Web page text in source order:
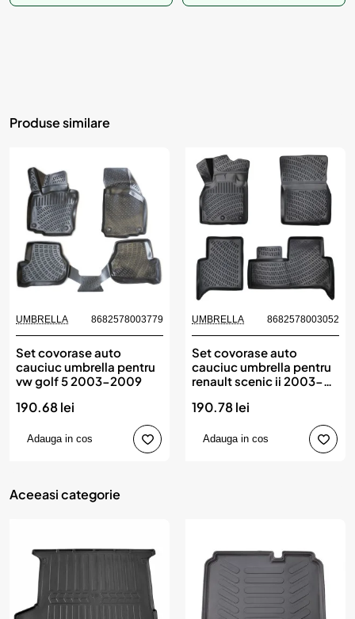
Produse similare
UMBRELLA 8682578003779
Set covorase auto
cauciuc umbrella pentru
vw golf 5 2003-2009
190.68 lei
Adauga in cos
UMBRELLA 8682578003052
Set covorase auto
cauciuc umbrella pentru
renault scenic ii 2003-
190.78 lei
Adauga in cos
Aceeasi categorie